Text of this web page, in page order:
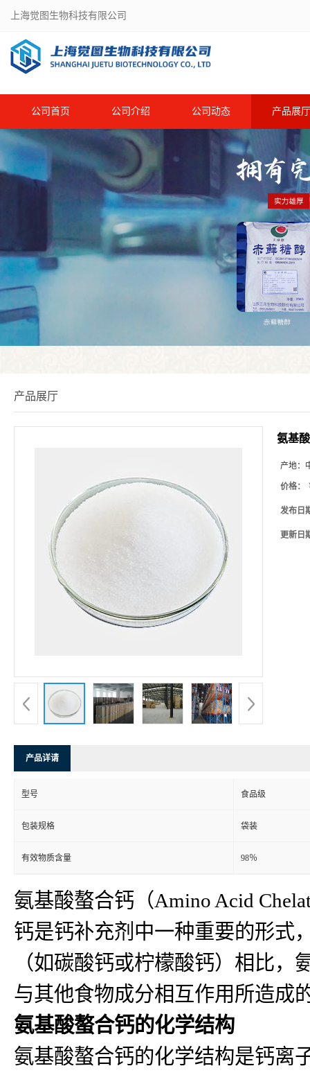
上海觉图生物科技有限公司
公司首页 公司介绍 公司动态 产品展厅
产品展厅
氨基
产地：
价格：
发布日
更新日
产品详请
型号 食品级
包装规格 袋装
有效物质含量 98％
氨基酸螯合钙（Amino Acid
钙是钙补充剂中一种重要的形式
（如碳酸钙或柠檬酸钙）相比
与其他食物成分相互作用所造成
氨基酸螯合钙的化学结构
氨基酸螯合钙的化学结构是钙离